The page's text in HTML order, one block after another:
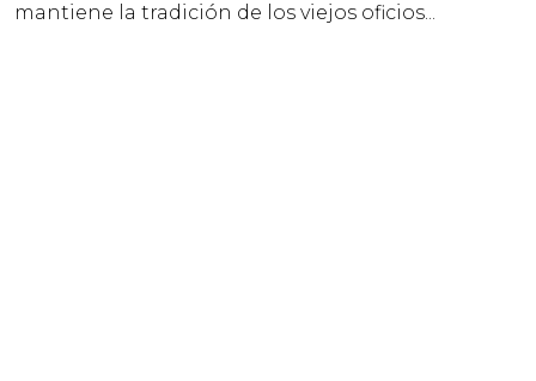
mantiene la tradición de los viejos oficios...